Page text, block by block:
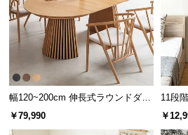
日々のリラックスタイムに
穏やかな木目のテーブルは、ゆ
やティータイムに最適です。
幅120~200cm 伸長式ラウンドダイ
ニングテーブル 6人掛け 天然木突
板 美しい格子デザイン
￥79,990
11段
キャ
￥